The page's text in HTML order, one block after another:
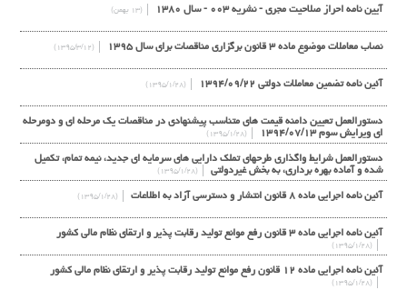
آیین نامه احراز صلاحیت مجری - نشریه ۰۰۳ - سال ۱۳۸۰ (۱۳ بهمن)
نصاب معاملات موضوع ماده ۳ قانون برگزاری مناقصات برای سال ۱۳۹۵ (۱۳۹۵/۳/۱۲)
آئین نامه تضمین معاملات دولتی ۱۳۹۴/۰۹/۲۲ (۱۳۹۵/۱/۲۸)
دستورالعمل تعيين دامنه قيمت هاي متناسب پيشنهادي در مناقصات يك مرحله اي و دومرحله
اي ويرايش سوم ۱۳۹۴/۰۷/۱۳
(۱۳۹۵/۱/۲۸)
دستورالعمل شرایط واگذاري طرحهاي تملک دارایی هاي سرمایه اي جدید، نیمه تمام، تکمیل
شده و آماده بهره برداري، به بخش غیردولتی
(۱۳۹۵/۱/۲۸)
آئین نامه اجرایی ماده ۸ قانون انتشار و دسترسی آزاد به اطلاعات (۱۳۹۵/۱/۲۸)
آئین نامه اجرایی ماده ۳ قانون رفع موانع تولید رقابت پذیر و ارتقای نظام مالی کشور
(۱۳۹۵/۱/۲۸)
آئین نامه اجرایی ماده ۱۲ قانون رفع موانع تولید رقابت پذیر و ارتقای نظام مالی کشور
(۱۳۹۵/۱/۲۸)